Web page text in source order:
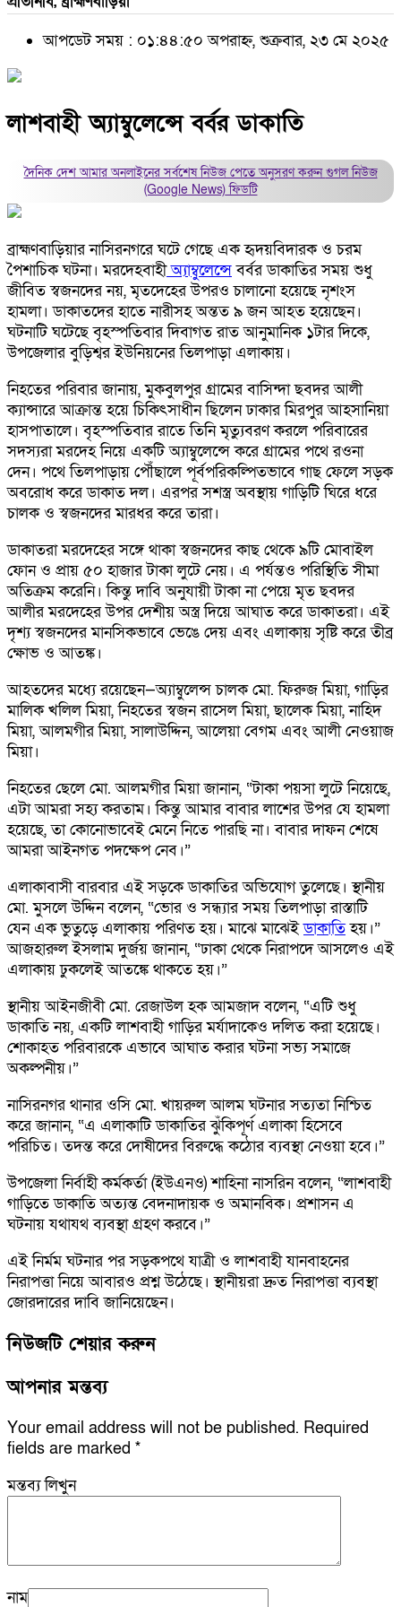
আপডেট সময় : ০১:৪৪:৫০ অপরাহ্ন, শুক্রবার, ২৩ মে ২০২৫
লাশবাহী অ্যাম্বুলেন্সে বর্বর ডাকাতি
দৈনিক দেশ আমার অনলাইনের সর্বশেষ নিউজ পেতে অনুসরণ করুনগুগল নিউজ
(Google News)ফিডটি
ব্রাহ্মণবাড়িয়ার নাসিরনগরে ঘটে গেছে এক হৃদয়বিদারক ও চরম
পৈশাচিক ঘটনা। মরদেহবাহীঅ্যাম্বুলেন্সেবর্বর ডাকাতির সময় শুধু
জীবিত স্বজনদের নয়, মৃতদেহের উপরও চালানো হয়েছে নৃশংস
হামলা। ডাকাতদের হাতে নারীসহ অন্তত ৯ জন আহত হয়েছেন।
ঘটনাটি ঘটেছে বৃহস্পতিবার দিবাগত রাত আনুমানিক ১টার দিকে,
উপজেলার বুড়িশ্বর ইউনিয়নের তিলপাড়া এলাকায়।
নিহতের পরিবার জানায়, মুকবুলপুর গ্রামের বাসিন্দা ছবদর আলী
ক্যান্সারে আক্রান্ত হয়ে চিকিৎসাধীন ছিলেন ঢাকার মিরপুর আহসানিয়া
হাসপাতালে। বৃহস্পতিবার রাতে তিনি মৃত্যুবরণ করলে পরিবারের
সদস্যরা মরদেহ নিয়ে একটি অ্যাম্বুলেন্সে করে গ্রামের পথে রওনা
দেন। পথে তিলপাড়ায় পৌঁছালে পূর্বপরিকল্পিতভাবে গাছ ফেলে সড়ক
অবরোধ করে ডাকাত দল। এরপর সশস্ত্র অবস্থায় গাড়িটি ঘিরে ধরে
চালক ও স্বজনদের মারধর করে তারা।
ডাকাতরা মরদেহের সঙ্গে থাকা স্বজনদের কাছ থেকে ৯টি মোবাইল
ফোন ও প্রায় ৫০ হাজার টাকা লুটে নেয়। এ পর্যন্তও পরিস্থিতি সীমা
অতিক্রম করেনি। কিন্তু দাবি অনুযায়ী টাকা না পেয়ে মৃত ছবদর
আলীর মরদেহের উপর দেশীয় অস্ত্র দিয়ে আঘাত করে ডাকাতরা। এই
দৃশ্য স্বজনদের মানসিকভাবে ভেঙে দেয় এবং এলাকায় সৃষ্টি করে তীব্র
ক্ষোভ ও আতঙ্ক।
আহতদের মধ্যে রয়েছেন—অ্যাম্বুলেন্স চালক মো. ফিরুজ মিয়া, গাড়ির
মালিক খলিল মিয়া, নিহতের স্বজন রাসেল মিয়া, ছালেক মিয়া, নাহিদ
মিয়া, আলমগীর মিয়া, সালাউদ্দিন, আলেয়া বেগম এবং আলী নেওয়াজ
মিয়া।
নিহতের ছেলে মো. আলমগীর মিয়া জানান, “টাকা পয়সা লুটে নিয়েছে,
এটা আমরা সহ্য করতাম। কিন্তু আমার বাবার লাশের উপর যে হামলা
হয়েছে, তা কোনোভাবেই মেনে নিতে পারছি না। বাবার দাফন শেষে
আমরা আইনগত পদক্ষেপ নেব।”
এলাকাবাসী বারবার এই সড়কে ডাকাতির অভিযোগ তুলেছে। স্থানীয়
মো. মুসলে উদ্দিন বলেন, “ভোর ও সন্ধ্যার সময় তিলপাড়া রাস্তাটি
যেন এক ভুতুড়ে এলাকায় পরিণত হয়। মাঝে মাঝেইডাকাতিহয়।”
আজহারুল ইসলাম দুর্জয় জানান, “ঢাকা থেকে নিরাপদে আসলেও এই
এলাকায় ঢুকলেই আতঙ্কে থাকতে হয়।”
স্থানীয় আইনজীবী মো. রেজাউল হক আমজাদ বলেন, “এটি শুধু
ডাকাতি নয়, একটি লাশবাহী গাড়ির মর্যাদাকেও দলিত করা হয়েছে।
শোকাহত পরিবারকে এভাবে আঘাত করার ঘটনা সভ্য সমাজে
অকল্পনীয়।”
নাসিরনগর থানার ওসি মো. খায়রুল আলম ঘটনার সত্যতা নিশ্চিত
করে জানান, “এ এলাকাটি ডাকাতির ঝুঁকিপূর্ণ এলাকা হিসেবে
পরিচিত। তদন্ত করে দোষীদের বিরুদ্ধে কঠোর ব্যবস্থা নেওয়া হবে।”
উপজেলা নির্বাহী কর্মকর্তা (ইউএনও) শাহিনা নাসরিন বলেন, “লাশবাহী
গাড়িতে ডাকাতি অত্যন্ত বেদনাদায়ক ও অমানবিক। প্রশাসন এ
ঘটনায় যথাযথ ব্যবস্থা গ্রহণ করবে।”
এই নির্মম ঘটনার পর সড়কপথে যাত্রী ও লাশবাহী যানবাহনের
নিরাপত্তা নিয়ে আবারও প্রশ্ন উঠেছে। স্থানীয়রা দ্রুত নিরাপত্তা ব্যবস্থা
জোরদারের দাবি জানিয়েছেন।
নিউজটি শেয়ার করুন
আপনার মন্তব্য
Your email address will not be published. Required
fields are marked *
মন্তব্য লিখুন
নাম